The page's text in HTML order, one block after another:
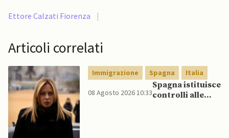
Ettore Calzati Fiorenza |
Articoli correlati
Immigrazione Spagna Italia
08 Agosto 2026 10:33
Spagna istituisce
controlli alle